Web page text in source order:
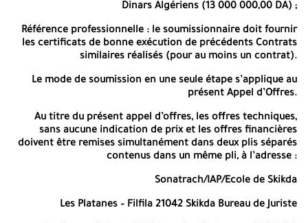
SONATRACH/IAP Ecole de Skikda lance un avis d’Appel d’Offres
Les prestations d’hygiène et d’entretien des Blocs :
Administratif, Pédagogique salle de conférences et autres
Le Dossier d’Appel d’Offres peut être demandé via la messagerie
iap.pm@sonatrach.dz
Et ou demandé à l’adresse
Sonatrach/IAP, Boumerdès Département Juridique Cellule
Dinars Algériens (13 000 000,00 DA) ;
Référence professionnelle : le soumissionnaire doit fournir
les certificats de bonne exécution de précédents Contrats
similaires réalisés (pour au moins un contrat).
Le mode de soumission en une seule étape s’applique au
présent Appel d’Offres.
Au titre du présent appel d’offres, les offres techniques,
sans aucune indication de prix et les offres financières
doivent être remises simultanément dans deux plis séparés
contenus dans un même pli, à l’adresse :
Sonatrach/IAP/Ecole de Skikda
Les Platanes – Filfila 21042 Skikda Bureau de Juriste